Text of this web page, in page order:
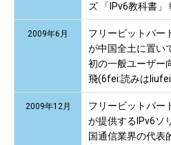
ズ 「IPv6教科書」
2009年6月
フリービットパー
が中国全土に置い
初の一般ユーザー
飛(6fei:読みは
2009年12月
フリービットパー
が提供するIPv6ソ
国通信業界の代表